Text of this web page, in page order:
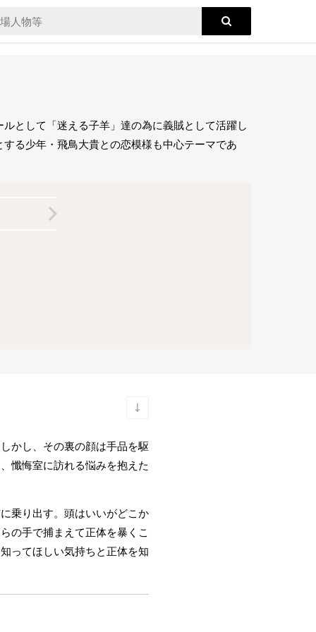
として「迷える子羊」達の為に義賊として活躍し
る少年・飛鳥大貴との恋模様も中心テーマであ
かし、その裏の顔は手品を駆
懺悔室に訪れる悩みを抱えた
乗り出す。頭はいいがどこか
の手で捕まえて正体を暴くこ
ってほしい気持ちと正体を知